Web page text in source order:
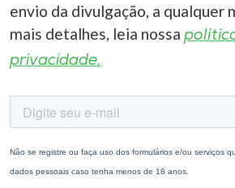
envio da divulgação, a qualquer
mais detalhes, leia nossa
privacidade.